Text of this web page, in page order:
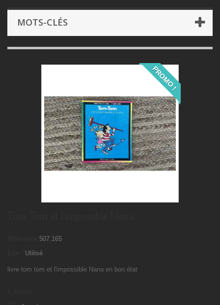
MOTS-CLÉS
PROMO !
507.165
Utilisé
livre tom tom et l'impossible Nana en bon état